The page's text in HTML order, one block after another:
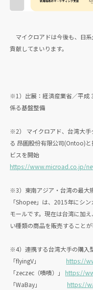
マイクロアドは今後も、日
貢献してまいります。
※1）出展：経済産業省／平成
係る基盤整備
※2） マイクロアド、台湾大手
る 昂圖股份有限公司(Ontoo)
ビスを開始
https://www.microad.co.jp/
※3）東南アジア・台湾の最大
「Shopee」は、2015年にシ
モールです。現在は台湾に加
い種類の商品を販売することが
※4）連携する台湾大手の購入
「flyingV」 https://
「zeczec（嘖嘖）」 https://
「WaBay」 https://